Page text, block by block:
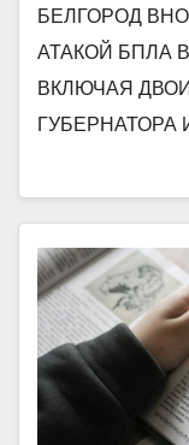
БЕЛГОРОД
АТАКОЙ БПЛА
ВКЛЮЧАЯ
ГУБЕРНАТОРА